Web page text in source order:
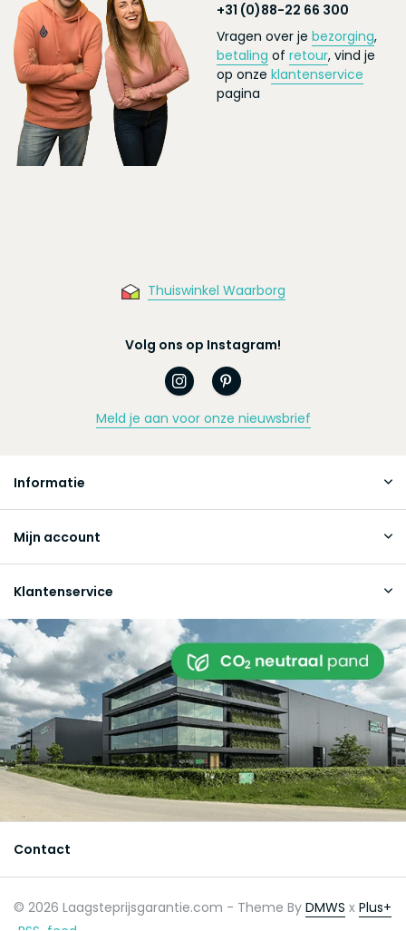
+31 (0)88-22 66 300
Vragen over je bezorging,
betaling of retour, vind je
op onze klantenservice
pagina
Thuiswinkel Waarborg
Volg ons op Instagram!
Meld je aan voor onze nieuwsbrief
Informatie
Mijn account
Klantenservice
Contact
© 2026 Laagsteprijsgarantie.com - Theme By DMWS x Plus+